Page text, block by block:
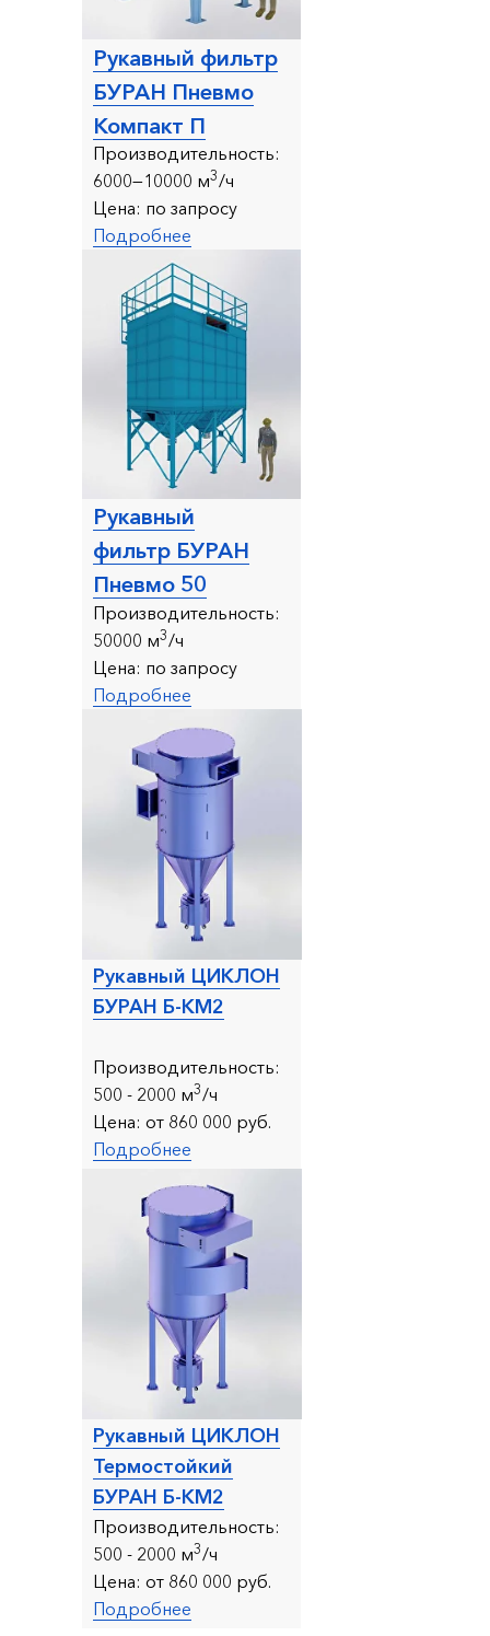
Рукавный фильтр
БУРАН Пневмо
Компакт П
Производительность:
6000—10000 м3/ч
Цена: по запросу
Подробнее
Рукавный
фильтр БУРАН
Пневмо 50
Производительность:
50000 м3/ч
Цена: по запросу
Подробнее
Производительность:
500 - 2000 м3/ч
Цена: от 860 000 руб.
Подробнее
Рукавный ЦИКЛОН
БУРАН Б-КМ2
Производительность:
500 - 2000 м3/ч
Цена: от 860 000 руб.
Подробнее
Рукавный ЦИКЛОН
Термостойкий
БУРАН Б-КМ2